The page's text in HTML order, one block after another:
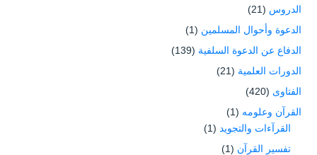
الدروس (21)
الدعوة وأحوال المسلمين (1)
الدفاع عن الدعوة السلفية (139)
الدورات العلمية (21)
الفتاوى (420)
القرآن وعلومه (1)
القرآءات والتجويد (1)
تفسير القرآن (1)